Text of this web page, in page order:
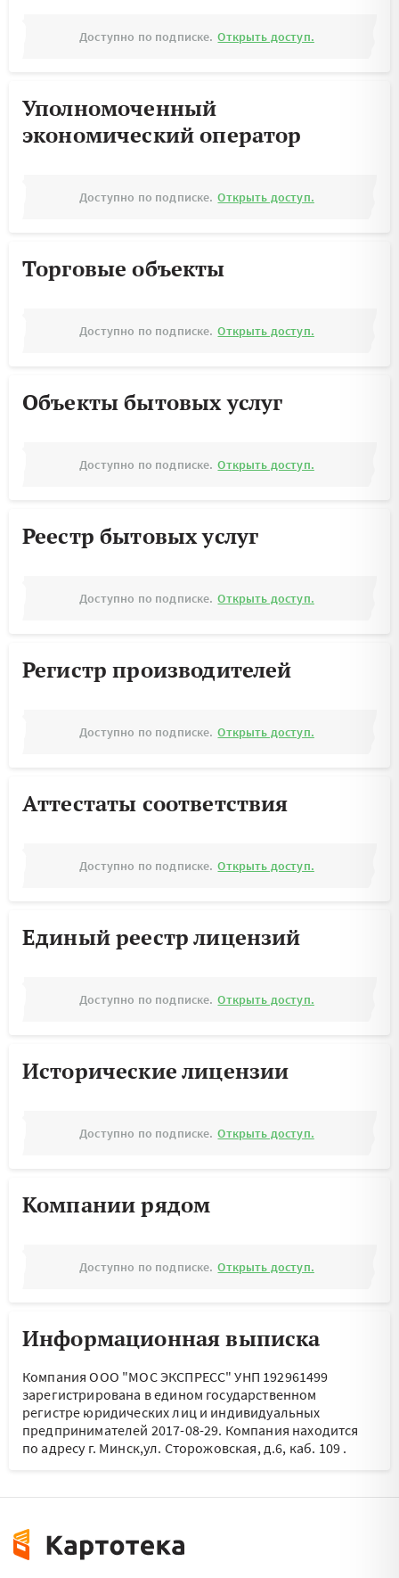
Доступно по подписке. Открыть доступ.
Уполномоченный
экономический оператор
Доступно по подписке. Открыть доступ.
Торговые объекты
Доступно по подписке. Открыть доступ.
Объекты бытовых услуг
Доступно по подписке. Открыть доступ.
Реестр бытовых услуг
Доступно по подписке. Открыть доступ.
Регистр производителей
Доступно по подписке. Открыть доступ.
Аттестаты соответствия
Доступно по подписке. Открыть доступ.
Единый реестр лицензий
Доступно по подписке. Открыть доступ.
Исторические лицензии
Доступно по подписке. Открыть доступ.
Компании рядом
Доступно по подписке. Открыть доступ.
Информационная выписка
Компания ООО "МОС ЭКСПРЕСС" УНП 192961499
зарегистрирована в едином государственном
регистре юридических лиц и индивидуальных
предпринимателей 2017-08-29. Компания находится
по адресу г. Минск,ул. Сторожовская, д.6, каб. 109 .